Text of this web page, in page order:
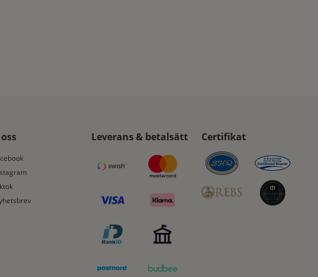
Leverans & betalsätt Certifikat